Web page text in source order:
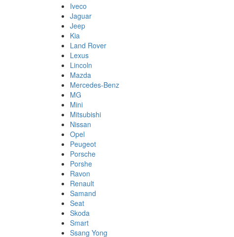
Iveco
Jaguar
Jeep
Kia
Land Rover
Lexus
Lincoln
Mazda
Mercedes-Benz
MG
Mini
Mitsubishi
Nissan
Opel
Peugeot
Porsche
Porshe
Ravon
Renault
Samand
Seat
Skoda
Smart
Ssang Yong